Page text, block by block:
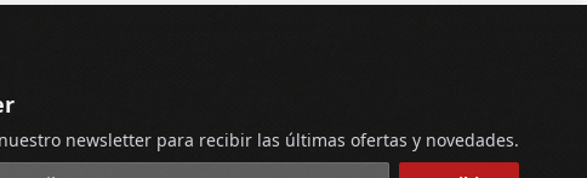
newsletter para recibir las últimas ofertas y novedades.